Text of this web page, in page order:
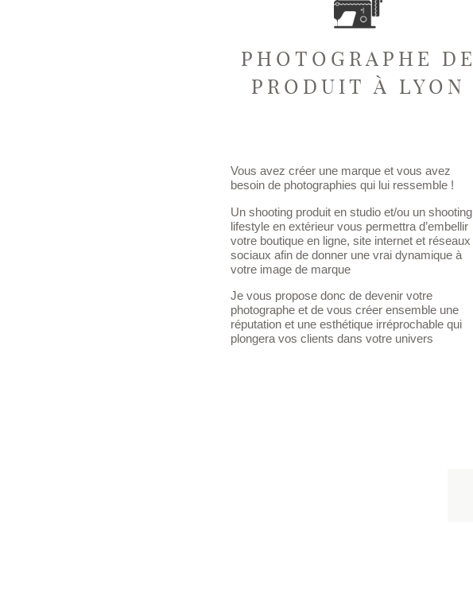
PHOTOGRAPHE DE
PRODUIT À LYON
Vous avez créer une marque et vous avez
besoin de photographies qui lui ressemble !
Un shooting produit en studio et/ou un shooting
lifestyle en extérieur vous permettra d’embellir
votre boutique en ligne, site internet et réseaux
sociaux afin de donner une vrai dynamique à
votre image de marque
Je vous propose donc de devenir votre
photographe et de vous créer ensemble une
réputation et une esthétique irréprochable qui
plongera vos clients dans votre univers